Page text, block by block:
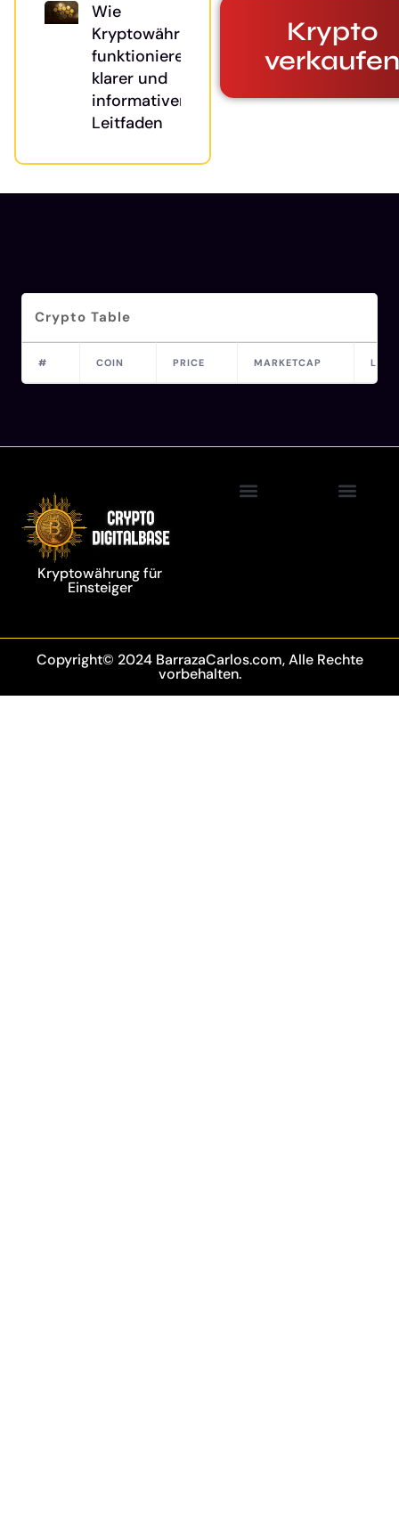
Wie
Kryptowährungen
funktionieren: Ein
klarer und
informativer
Leitfaden
Krypto
Crypto Table
# COIN PRICE MARKETCAP
Kryptowährung für
Einsteiger
Copyright© 2024 BarrazaCarlos.com, Alle Rechte
vorbehalten.